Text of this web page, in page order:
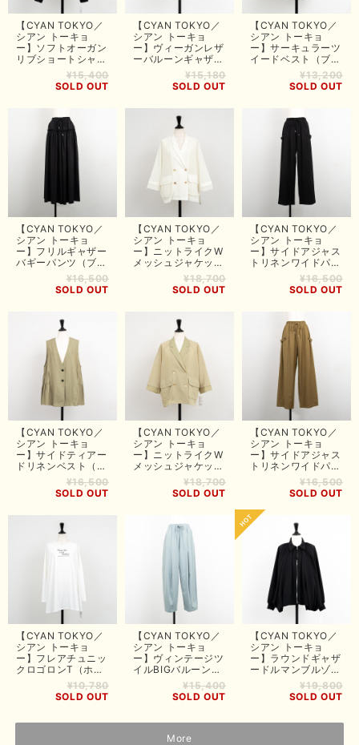
【CYAN TOKYO／
シアン トーキョ
ー】ソフトオーガン
リブショートシャツ
（ブラック）¥15,400
SOLD OUT
【CYAN TOKYO／
シアン トーキョ
ー】ヴィーガンレザ
ーバルーンギャザー
ベスト（ブラック）
¥15,180
SOLD OUT
【CYAN TOKYO／
シアン トーキョ
ー】サーキュラーツ
イードベスト（ブラ
¥13,200
SOLD OUT
【CYAN TOKYO／
シアン トーキョ
ー】フリルギャザー
バギーパンツ（ブラ
¥16,500
SOLD OUT
【CYAN TOKYO／
シアン トーキョ
ー】ニットライクW
メッシュジャケット
（ホワイト）¥18,700
SOLD OUT
【CYAN TOKYO／
シアン トーキョ
ー】サイドアジャス
トリネンワイドパン
ツ（ブラック）¥16,500
SOLD OUT
【CYAN TOKYO／
シアン トーキョ
ー】サイドティアー
ドリネンベスト（グ
¥16,500
SOLD OUT
【CYAN TOKYO／
シアン トーキョ
ー】ニットライクW
メッシュジャケット
（ベージュ）¥18,700
SOLD OUT
【CYAN TOKYO／
シアン トーキョ
ー】サイドアジャス
トリネンワイドパン
ツ（モカ）¥16,500
SOLD OUT
【CYAN TOKYO／
シアン トーキョ
ー】フレアチュニッ
クロゴロンT（ホワ
¥10,780
SOLD OUT
【CYAN TOKYO／
シアン トーキョ
ー】ヴィンテージツ
イルBIGバルーンパ
ンツ（サックス）
¥15,400
SOLD OUT
【CYAN TOKYO／
シアン トーキョ
ー】ラウンドギャザ
ードルマンブルゾン
（ブラック）¥19,800
SOLD OUT
More